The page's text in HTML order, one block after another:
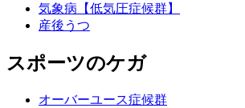
気象病【低気圧症候群】
産後うつ
スポーツのケガ
オーバーユース症候群